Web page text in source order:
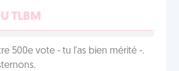
TLBM
500e vote - tu l'as bien mérité -.